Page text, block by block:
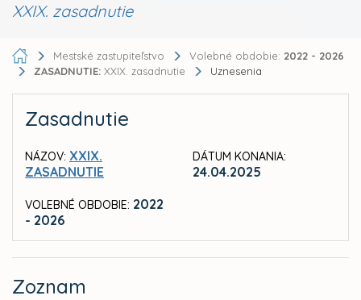
XXIX. zasadnutie
Mestské zastupiteľstvo Volebné obdobie: 2022 - 2026
ZASADNUTIE: XXIX. zasadnutie Uznesenia
Zasadnutie
NÁZOV: XXIX.
ZASADNUTIE
VOLEBNÉ OBDOBIE: 2022
- 2026
DÁTUM KONANIA:
24.04.2025
Zoznam